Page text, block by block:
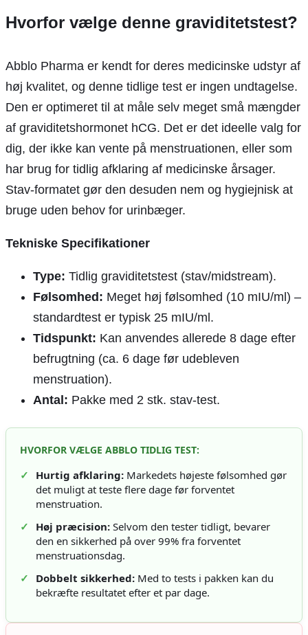
Hvorfor vælge denne graviditetstest?
Abblo Pharma er kendt for deres medicinske udstyr af
høj kvalitet, og denne tidlige test er ingen undtagelse.
Den er optimeret til at måle selv meget små mængder
af graviditetshormonet hCG. Det er det ideelle valg for
dig, der ikke kan vente på menstruationen, eller som
har brug for tidlig afklaring af medicinske årsager.
Stav-formatet gør den desuden nem og hygiejnisk at
bruge uden behov for urinbæger.
Tekniske Specifikationer
Type: Tidlig graviditetstest (stav/midstream).
Følsomhed: Meget høj følsomhed (10 mIU/ml) –
standardtest er typisk 25 mIU/ml.
Tidspunkt: Kan anvendes allerede 8 dage efter
befrugtning (ca. 6 dage før udebleven
menstruation).
Antal: Pakke med 2 stk. stav-test.
HVORFOR VÆLGE ABBLO TIDLIG TEST:
✓ Hurtig afklaring: Markedets højeste følsomhed gør
det muligt at teste flere dage før forventet
menstruation.
✓
Høj præcision: Selvom den tester tidligt, bevarer
den en sikkerhed på over 99% fra forventet
menstruationsdag.
✓
Dobbelt sikkerhed: Med to tests i pakken kan du
bekræfte resultatet efter et par dage.